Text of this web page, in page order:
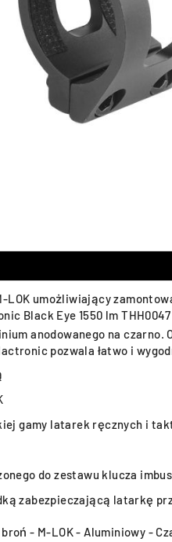
LOK umożliwiający
Black Eye 1550 lm THH0047
anodowanego na
pozwala łatwo i
gamy latarek ręcznych i
do zestawu klucza
zabezpieczającą latarkę